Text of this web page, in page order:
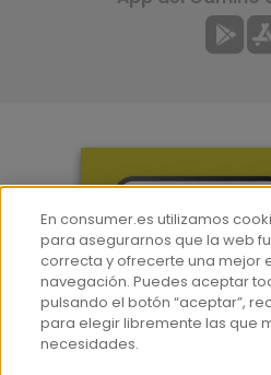
Corpus
En consumer.es utilizamos
para asegurarnos que la web
correcta y ofrecerte una mejor
navegación. Puedes aceptar
pulsando el botón “aceptar”,
para elegir libremente las que
necesidades.